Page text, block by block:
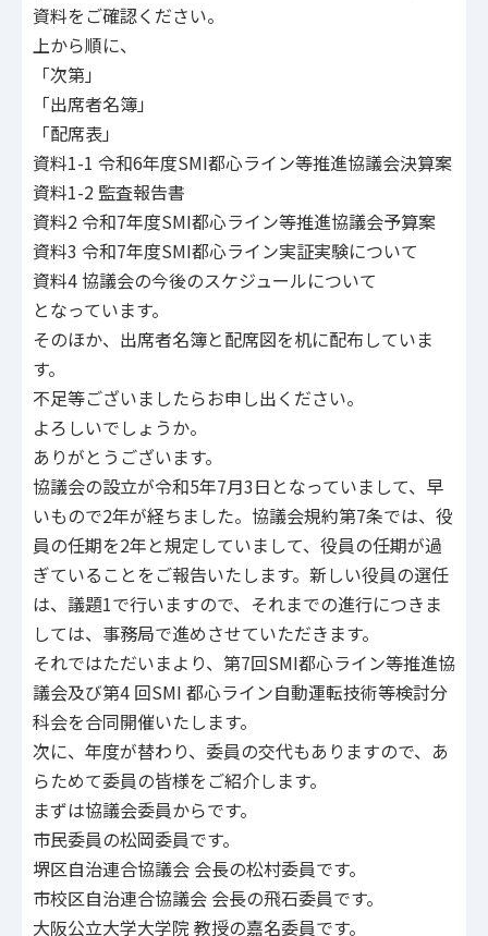
資料をご確認ください。
上から順に、
「次第」
「出席者名簿」
「配席表」
資料1-1 令和6年度SMI都心ライン等推進協議会決算案
資料1-2 監査報告書
資料2 令和7年度SMI都心ライン等推進協議会予算案
資料3 令和7年度SMI都心ライン実証実験について
資料4 協議会の今後のスケジュールについて
となっています。
そのほか、出席者名簿と配席図を机に配布していま
す。
不足等ございましたらお申し出ください。
よろしいでしょうか。
ありがとうございます。
協議会の設立が令和5年7月3日となっていまして、早
いもので2年が経ちました。協議会規約第7条では、役
員の任期を2年と規定していまして、役員の任期が過
ぎていることをご報告いたします。新しい役員の選任
は、議題1で行いますので、それまでの進行につきま
しては、事務局で進めさせていただきます。
それではただいまより、第7回SMI都心ライン等推進協
議会及び第4 回SMI 都心ライン自動運転技術等検討分
科会を合同開催いたします。
次に、年度が替わり、委員の交代もありますので、あ
らためて委員の皆様をご紹介します。
まずは協議会委員からです。
市民委員の松岡委員です。
堺区自治連合協議会 会長の松村委員です。
市校区自治連合協議会 会長の飛石委員です。
大阪公立大学大学院 教授の嘉名委員です。